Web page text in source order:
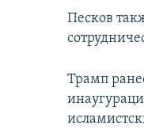
Песков
Трамп